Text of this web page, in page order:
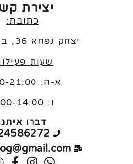
יצירת
כתובת:
יצחק נפחא 36, באר שבע
שעות
א-ה: 9:00-21:00
ו: 14:00
דברו